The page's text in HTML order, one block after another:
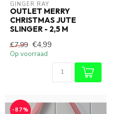
GINGER RAY
OUTLET MERRY
CHRISTMAS JUTE
SLINGER - 2,5 M
€7,99 €4,99
Op voorraad
-87%